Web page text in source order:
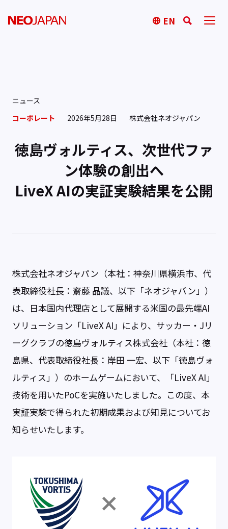
EN
ニュース
コーポレート
2026年5月28日 株式会社ネオジャパン
徳島ヴォルティス、次世代ファ
ン体験の創出へ
LiveX AIの実証実験結果を公開
株式会社ネオジャパン（本社：神奈川県横浜市、代
表取締役社長：齋藤 晶議、以下「ネオジャパン」）
は、日本国内代理店として展開する米国の最先端AI
ソリューション「LiveX AI」により、サッカー・Jリ
ーグクラブの徳島ヴォルティス株式会社（本社：徳
島県、代表取締役社長：岸田 一宏、以下「徳島ヴォ
ルティス」）のホームゲームにおいて、「LiveX AI」
技術を用いたPoCを実施いたしました。この度、本
実証実験で得られた初期成果および知見についてお
知らせいたします。